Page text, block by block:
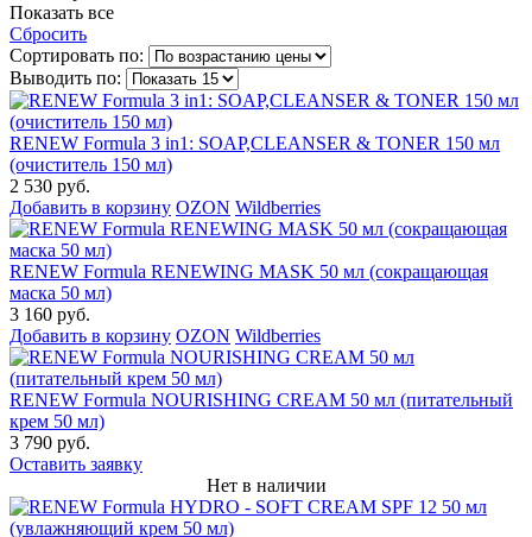
Показать все
Сбросить
Сортировать по:
Выводить по:
RENEW Formula 3 in1: SOAP,CLEANSER & TONER 150 мл
(очиститель 150 мл)
2 530 руб.
Добавить в корзину OZON Wildberries
RENEW Formula RENEWING MASK 50 мл (сокращающая
маска 50 мл)
3 160 руб.
Добавить в корзину OZON Wildberries
RENEW Formula NOURISHING CREAM 50 мл (питательный
крем 50 мл)
3 790 руб.
Оставить заявку
Нет в наличии